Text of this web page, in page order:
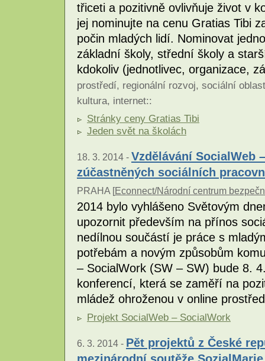
třiceti a pozitivně ovlivňuje život v
jej nominujte na cenu Gratias Tibi
počin mladých lidí. Nominovat
základní školy, střední školy a
kdokoliv (jednotlivec, organizace,
prostředí, regionální rozvoj, sociální oblast
kultura, internet::
Stránky ceny Gratias Tibi
Jeden svět na školách
18. 3. 2014 - Vzdělávání SocialWeb
zúčastněných sociálních
PRAHA [Econnect/Národní centrum
2014 bylo vyhlášeno Světovým
upozornit především na přínos
nedílnou součástí je práce s
potřebám a novým způsobům
– SocialWork (SW – SW) bude 8.
konferencí, která se zaměří na
mládež ohroženou v online
Projekt SocialWeb – SocialWork
6. 3. 2014 - Pět projektů z České
mezinárodní soutěže SozialMarie